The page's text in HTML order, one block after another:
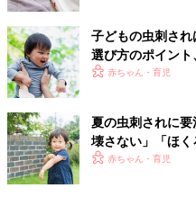
子どもの虫刺さ
選び方のポイン
科医】
赤ちゃん・育児
夏の虫刺されに
壊さない」「ほ
ニ」【皮膚科医】
赤ちゃん・育児